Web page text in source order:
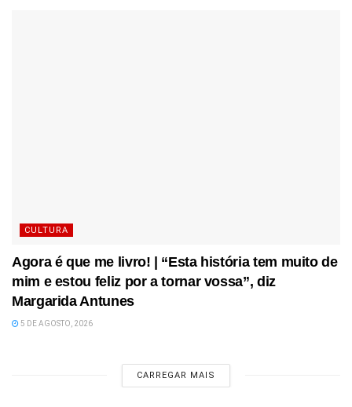
CULTURA
Agora é que me livro! | “Esta história tem muito de
mim e estou feliz por a tornar vossa”, diz
Margarida Antunes
5 DE AGOSTO, 2026
CARREGAR MAIS